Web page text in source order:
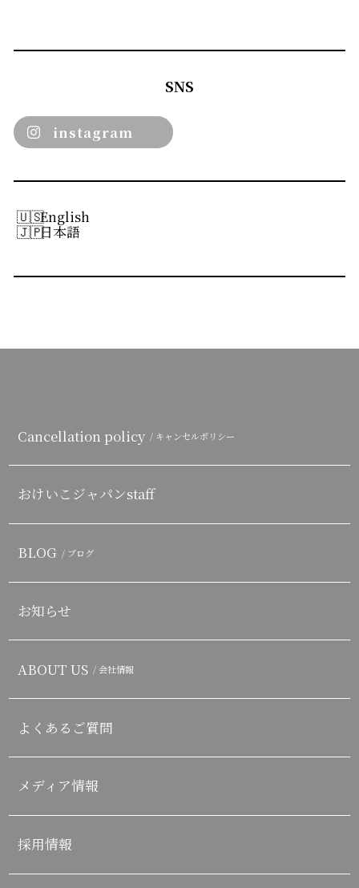
SNS
instagram
English
日本語
Cancellation policy / キャンセルポリシー
おけいこジャパンstaff
BLOG / ブログ
お知らせ
ABOUT US / 会社情報
よくあるご質問
メディア情報
採用情報